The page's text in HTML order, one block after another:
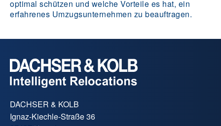
optimal schützen und welche Vorteile es hat, ein
erfahrenes Umzugsunternehmen zu beauftragen.
DACHSER & KOLB
Ignaz-Kiechle-Straße 36